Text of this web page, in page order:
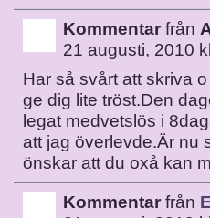
Kommentar från
21 augusti, 2010
Har så svårt att skriva
ge dig lite tröst.Den
legat medvetslös i
att jag överlevde.Är nu
önskar att du oxå kan
Kommentar från